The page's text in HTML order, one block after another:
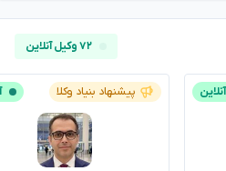
۷۲ وکیل آنلاین
آنلاین پیشنهاد بنیاد وکلا